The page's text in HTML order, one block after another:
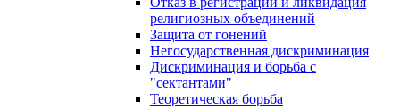
религиозных объединений
Защита от гонений
Негосударственная дискриминация
Дискриминация и борьба с
"сектантами"
Теоретическая борьба